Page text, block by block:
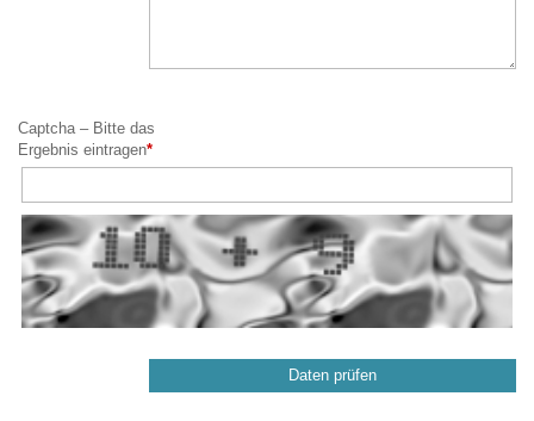
Captcha – Bitte das
Ergebnis eintragen*